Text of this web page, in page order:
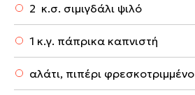
2 κ.σ. σιμιγδάλι ψιλό
1 κ.γ. πάπρικα καπνιστή
αλάτι, πιπέρι φρεσκοτριμμένο